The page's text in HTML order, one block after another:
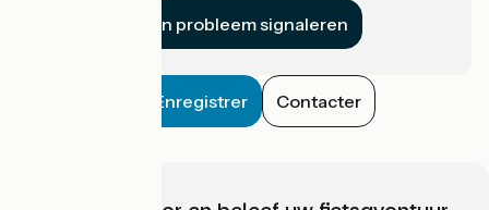
Een probleem signaleren
Enregistrer Contacter